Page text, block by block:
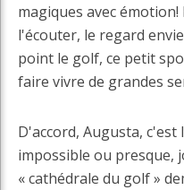
magiques avec
l'écouter, le regard
point le golf, ce petit
faire vivre de grandes
D'accord, Augusta, c'est
impossible ou presque,
« cathédrale du golf »